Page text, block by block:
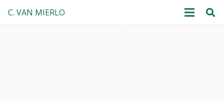
C. VAN MIERLO